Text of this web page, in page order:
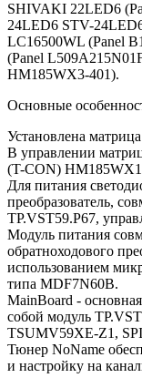
SHIVAKI 22LED6
24LED6 STV-
LC16500WL (Panel
(Panel
HM185WX3-401).
Основные
Установлена
В управлении
(T-CON)
Для питания
преобразователь,
TP.VST59.P67,
Модуль питания
обратноходового
использованием
типа MDF7N60B.
MainBoard -
собой модуль
TSUMV59XE-Z1,
Тюнер NoName
и настройку на